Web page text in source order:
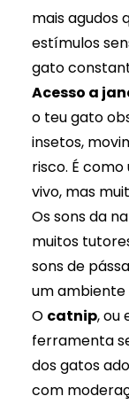
mais agudos
estímulos
gato
Acesso a
o teu gato
insetos,
risco. É
vivo, mas
Os sons da
muitos
sons de
um ambiente
O catnip, ou
ferramenta
dos gatos
com